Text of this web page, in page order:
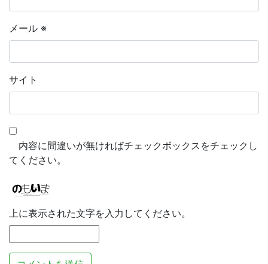
メール ※
サイト
内容に間違いが無ければチェックボックスをチェックし
てください。
上に表示された文字を入力してください。